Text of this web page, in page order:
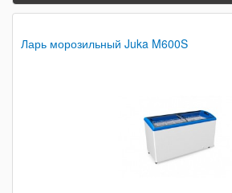
Ларь морозильный Juka M600S